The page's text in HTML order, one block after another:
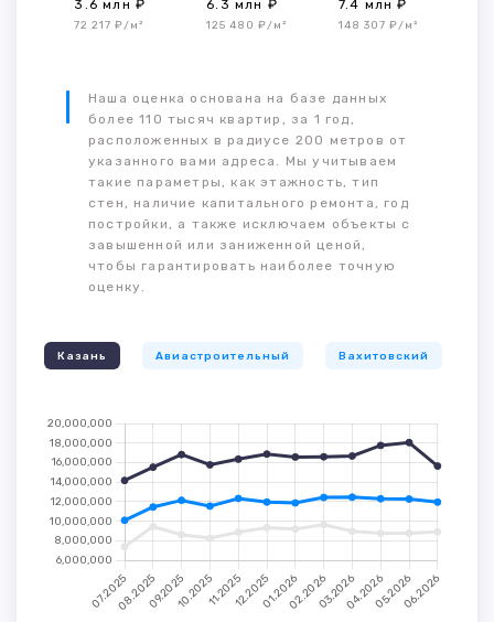
3.6 млн ₽
72 217 ₽/м²
6.3 млн ₽
125 480 ₽/м²
7.4 млн ₽
148 307 ₽/м²
Наша оценка основана на базе данных
более 110 тысяч квартир, за 1 год,
расположенных в радиусе 200 метров от
указанного вами адреса. Мы учитываем
такие параметры, как этажность, тип
стен, наличие капитального ремонта, год
постройки, а также исключаем объекты с
завышенной или заниженной ценой,
чтобы гарантировать наиболее точную
оценку.
Казань Авиастроительный Вахитовский